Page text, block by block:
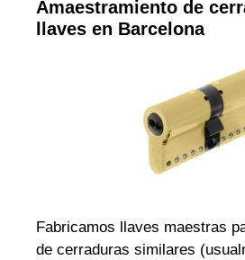
Amaestramiento de
llaves en Barcelona
Fabricamos llaves maestras
de cerraduras similares